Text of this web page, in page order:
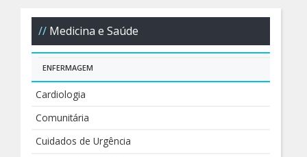
Medicina e Saúde
ENFERMAGEM
Cardiologia
Comunitária
Cuidados de Urgência